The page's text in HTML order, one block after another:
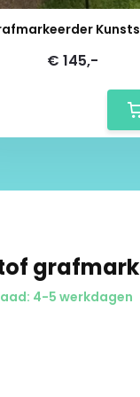
€ 145,-
4-5 werkdagen